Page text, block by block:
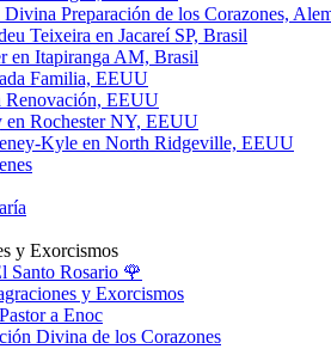
Preparación de los Corazones,
Teixeira en Jacareí SP, Brasil
en Itapiranga AM, Brasil
Familia, EEUU
Renovación, EEUU
en Rochester NY, EEUU
Kyle en North Ridgeville, EEUU
y Exorcismos
Santo Rosario 🌹
y Exorcismos
a Enoc
Divina de los Corazones